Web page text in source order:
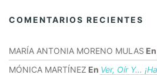
COMENTARIOS RECIENTES
MARÍA ANTONIA MORENO MULAS En
MÓNICA MARTÍNEZ En Ver, Oír Y…